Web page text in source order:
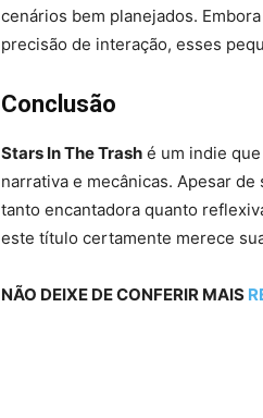
cenários bem planejados.
precisão de interação, esses
Conclusão
Stars In The Trash é um indie
narrativa e mecânicas. Apesar
tanto encantadora quanto
este título certamente merece
NÃO DEIXE DE CONFERIR MAIS